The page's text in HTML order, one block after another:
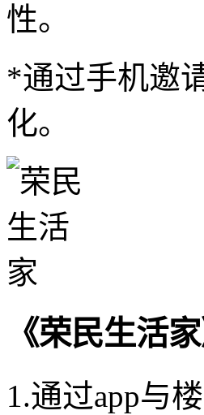
性。
*通过手机邀
化。
《荣民生活
1.通过app与